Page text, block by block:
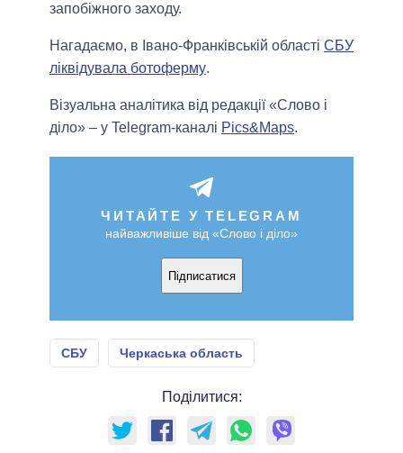
запобіжного заходу.
Нагадаємо, в Івано-Франківській області СБУ
ліквідувала ботоферму.
Візуальна аналітика від редакції «Слово і
діло» – у Telegram-каналі Pics&Maps.
ЧИТАЙТЕ У TELEGRAM
найважливіше від «Слово і діло»
Підписатися
СБУ Черкаська область
Поділитися: